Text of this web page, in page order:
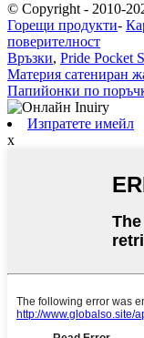
© Copyright - 2010-
Горещи продукти-
поверителност
Връзки, Pride Pocket
Материя сатениран
Папийонки по
Изпратете имейл
x